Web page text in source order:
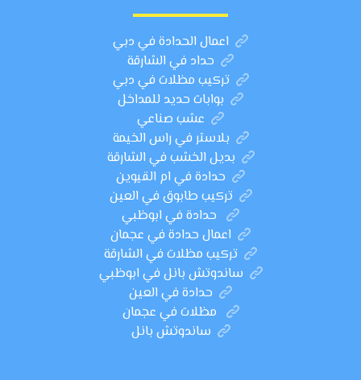
اعمال الحدادة في دبي
حداد في الشارقة
تركيب مظلات في دبي
بوابات حديد للمداخل
عشب صناعي
بلاستر في راس الخيمة
بديل الخشب في الشارقة
حدادة في ام القيوين
تركيب طابوق في العين
حدادة في ابوظبي
اعمال حدادة في عجمان
تركيب مظلات في الشارقة
ساندوتش بانل في ابوظبي
حدادة في العين
مظلات في عجمان
ساندوتش بانل